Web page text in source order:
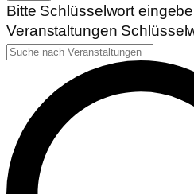
Bitte Schlüsselwort
Veranstaltungen